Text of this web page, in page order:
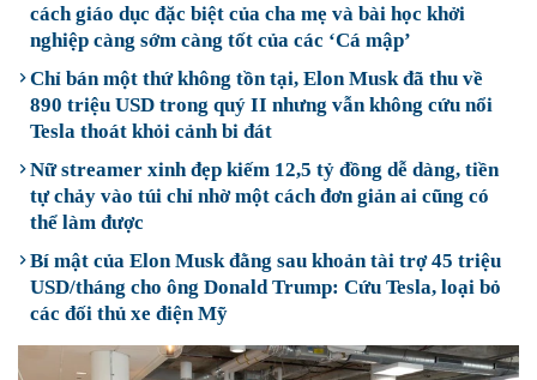
cách giáo dục đặc biệt của cha mẹ và bài học khởi
nghiệp càng sớm càng tốt của các ‘Cá mập’
Chỉ bán một thứ không tồn tại, Elon Musk đã thu về
890 triệu USD trong quý II nhưng vẫn không cứu nổi
Tesla thoát khỏi cảnh bi đát
Nữ streamer xinh đẹp kiếm 12,5 tỷ đồng dễ dàng, tiền
tự chảy vào túi chỉ nhờ một cách đơn giản ai cũng có
thể làm được
Bí mật của Elon Musk đằng sau khoản tài trợ 45 triệu
USD/tháng cho ông Donald Trump: Cứu Tesla, loại bỏ
các đối thủ xe điện Mỹ